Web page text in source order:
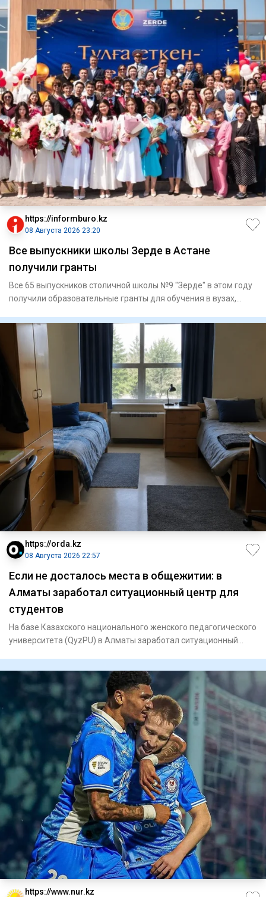
https://informburo.kz
08 Августа 2026 23:20
Все выпускники школы Зерде в Астане
получили гранты
Все 65 выпускников столичной школы №9 "Зерде" в этом году
получили образовательные гранты для обучения в вузах,
https://orda.kz
08 Августа 2026 22:57
Если не досталось места в общежитии: в
Алматы заработал ситуационный центр для
студентов
На базе Казахского национального женского педагогического
университета (QyzPU) в Алматы заработал ситуационный
https://www.nur.kz